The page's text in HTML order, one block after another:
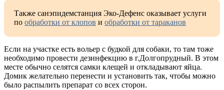
Также санэпидемстанция Эко-Дефенс оказывает услуги
по обработки от клопов и обработки от тараканов
Если на участке есть вольер с будкой для собаки, то там тоже
необходимо провести дезинфекцию в г.Долгопрудный. В этом
месте обычно селятся самки клещей и откладывают яйца.
Домик желательно перенести и установить так, чтобы можно
было распылить препарат со всех сторон.